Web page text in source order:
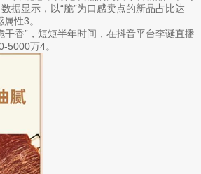
据显示，以“脆”为口感卖点的新品占比达
性3。
干香”，短短半年时间，在抖音平台李诞直播
5000万4。